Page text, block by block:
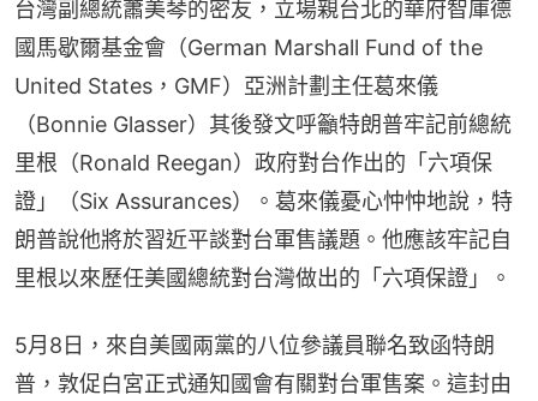
台灣副總統蕭美琴的密友，立場親台北的華府智庫德
國馬歇爾基金會（German Marshall Fund of the
United States，GMF）亞洲計劃主任葛來儀
（Bonnie Glasser）其後發文呼籲特朗普牢記前總統
里根（Ronald Reegan）政府對台作出的「六項保
證」（Six Assurances）。葛來儀憂心忡忡地說，特
朗普說他將於習近平談對台軍售議題。他應該牢記自
里根以來歷任美國總統對台灣做出的「六項保證」。
5月8日，來自美國兩黨的八位參議員聯名致函特朗
普，敦促白宮正式通知國會有關對台軍售案。這封由